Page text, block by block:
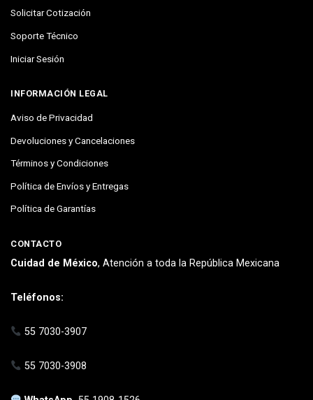
Solicitar Cotización
Soporte Técnico
Iniciar Sesión
INFORMACIÓN LEGAL
Aviso de Privacidad
Devoluciones y Cancelaciones
Términos y Condiciones
Política de Envíos y Entregas
Política de Garantías
CONTACTO
Cuidad de México, Atención a toda la República Mexicana
Teléfonos:
55 7030-3907
55 7030-3908